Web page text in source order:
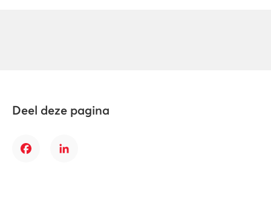
Deel deze pagina
FacebookLinkedIn